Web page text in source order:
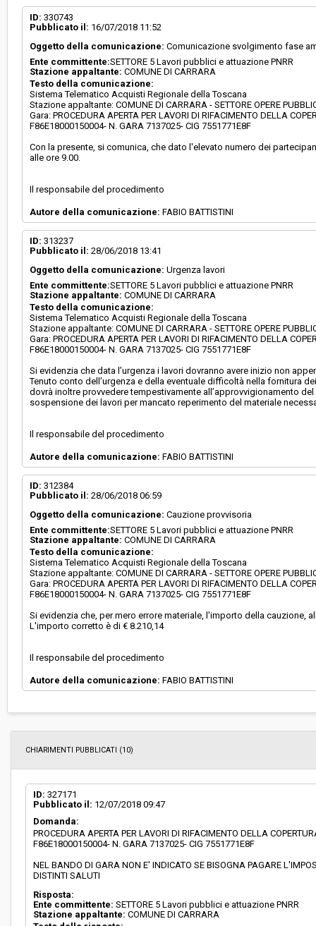
ID: 330743
Pubblicato il: 16/07/2018 11:52
Oggetto della comunicazione: Comunicazione svolgimento fase
Ente committente:SETTORE 5 Lavori pubblici e attuazione PNRR
Stazione appaltante: COMUNE DI CARRARA
Testo della comunicazione:
Sistema Telematico Acquisti Regionale della Toscana
Stazione appaltante: COMUNE DI CARRARA - SETTORE OPERE
Gara: PROCEDURA APERTA PER LAVORI DI RIFACIMENTO DELLA
F86E18000150004- N. GARA 7137025- CIG 7551771E8F
Con la presente, si comunica, che dato l'elevato numero dei
alle ore 9.00.
Il responsabile del procedimento
Autore della comunicazione: FABIO BATTISTINI
ID: 313237
Pubblicato il: 28/06/2018 13:41
Oggetto della comunicazione: Urgenza lavori
Ente committente:SETTORE 5 Lavori pubblici e attuazione PNRR
Stazione appaltante: COMUNE DI CARRARA
Testo della comunicazione:
Sistema Telematico Acquisti Regionale della Toscana
Stazione appaltante: COMUNE DI CARRARA - SETTORE OPERE
Gara: PROCEDURA APERTA PER LAVORI DI RIFACIMENTO DELLA
F86E18000150004- N. GARA 7137025- CIG 7551771E8F
Si evidenzia che data l’urgenza i lavori dovranno avere inizio non
Tenuto conto dell’urgenza e della eventuale difficoltà nella fornitura
dovrà inoltre provvedere tempestivamente all’approvvigionamento
sospensione dei lavori per mancato reperimento del materiale
Il responsabile del procedimento
Autore della comunicazione: FABIO BATTISTINI
ID: 312384
Pubblicato il: 28/06/2018 06:59
Oggetto della comunicazione: Cauzione provvisoria
Ente committente:SETTORE 5 Lavori pubblici e attuazione PNRR
Stazione appaltante: COMUNE DI CARRARA
Testo della comunicazione:
Sistema Telematico Acquisti Regionale della Toscana
Stazione appaltante: COMUNE DI CARRARA - SETTORE OPERE
Gara: PROCEDURA APERTA PER LAVORI DI RIFACIMENTO DELLA
F86E18000150004- N. GARA 7137025- CIG 7551771E8F
Si evidenzia che, per mero errore materiale, l'importo della cauzione,
L'importo corretto è di € 8.210,14
Il responsabile del procedimento
Autore della comunicazione: FABIO BATTISTINI
CHIARIMENTI PUBBLICATI (10)
ID: 327171
Pubblicato il: 12/07/2018 09:47
Domanda:
PROCEDURA APERTA PER LAVORI DI RIFACIMENTO DELLA
F86E18000150004- N. GARA 7137025- CIG 7551771E8F
NEL BANDO DI GARA NON E' INDICATO SE BISOGNA PAGARE
DISTINTI SALUTI
Risposta:
Ente committente: SETTORE 5 Lavori pubblici e attuazione PNRR
Stazione appaltante: COMUNE DI CARRARA